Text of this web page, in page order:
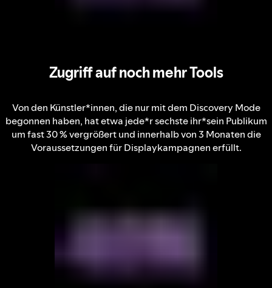
Zugriff auf noch mehr Tools
Von den Künstler*innen, die nur mit dem Discovery Mode
begonnen haben, hat etwa jede*r sechste ihr*sein Publikum
um fast 30 % vergrößert und innerhalb von 3 Monaten die
Voraussetzungen für Displaykampagnen erfüllt.